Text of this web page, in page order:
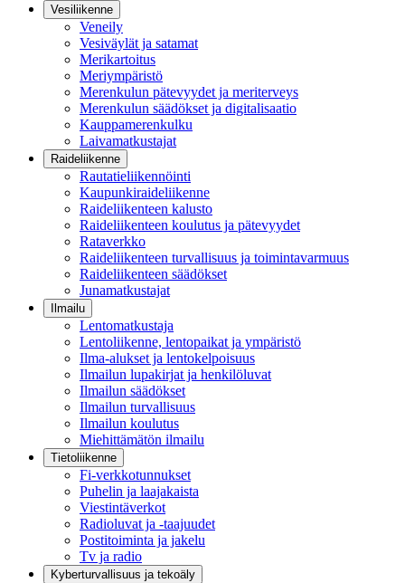
Vesiliikenne
Veneily
Vesiväylät ja satamat
Merikartoitus
Meriympäristö
Merenkulun pätevyydet ja meriterveys
Merenkulun säädökset ja digitalisaatio
Kauppamerenkulku
Laivamatkustajat
Raideliikenne
Rautatieliikennöinti
Kaupunkiraideliikenne
Raideliikenteen kalusto
Raideliikenteen koulutus ja pätevyydet
Rataverkko
Raideliikenteen turvallisuus ja toimintavarmuus
Raideliikenteen säädökset
Junamatkustajat
Ilmailu
Lentomatkustaja
Lentoliikenne, lentopaikat ja ympäristö
Ilma-alukset ja lentokelpoisuus
Ilmailun lupakirjat ja henkilöluvat
Ilmailun säädökset
Ilmailun turvallisuus
Ilmailun koulutus
Miehittämätön ilmailu
Tietoliikenne
Fi-verkkotunnukset
Puhelin ja laajakaista
Viestintäverkot
Radioluvat ja -taajuudet
Postitoiminta ja jakelu
Tv ja radio
Kyberturvallisuus ja tekoäly